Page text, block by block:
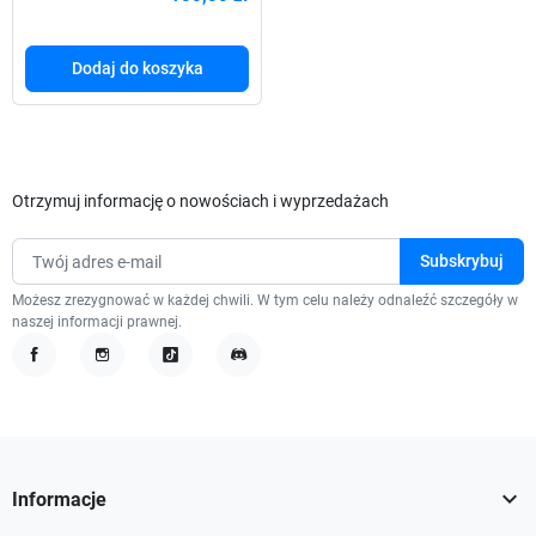
Dodaj do koszyka
Otrzymuj informację o nowościach i wyprzedażach
Możesz zrezygnować w każdej chwili. W tym celu należy odnaleźć szczegóły w
naszej informacji prawnej.
Informacje 